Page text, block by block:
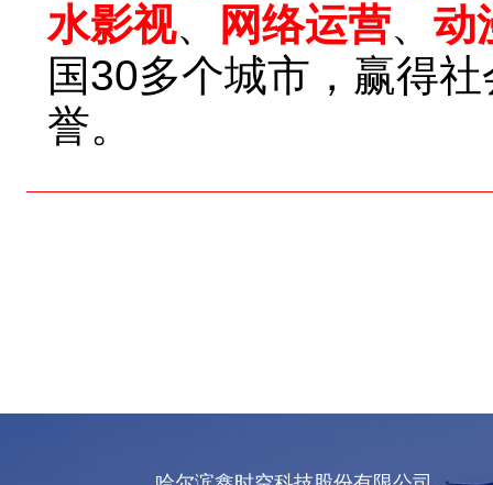
水影视、 网络运营、 动
国30多个城市，赢得
誉。